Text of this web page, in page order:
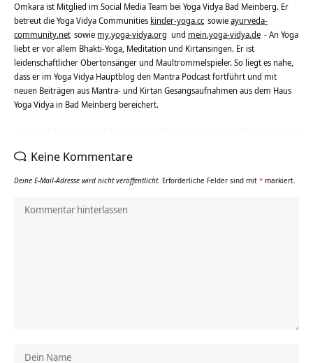
Omkara ist Mitglied im Social Media Team bei Yoga Vidya Bad Meinberg. Er
betreut die Yoga Vidya Communities kinder-yoga.cc sowieayurveda-
community.net sowie my.yoga-vidya.org und mein.yoga-vidya.de - An Yoga
liebt er vor allem Bhakti-Yoga, Meditation und Kirtansingen. Er ist
leidenschaftlicher Obertonsänger und Maultrommelspieler. So liegt es nahe,
dass er im Yoga Vidya Hauptblog den Mantra Podcast fortführt und mit
neuen Beiträgen aus Mantra- und Kirtan Gesangsaufnahmen aus dem Haus
Yoga Vidya in Bad Meinberg bereichert.
Keine Kommentare
Deine E-Mail-Adresse wird nicht veröffentlicht. Erforderliche Felder sind mit * markiert.